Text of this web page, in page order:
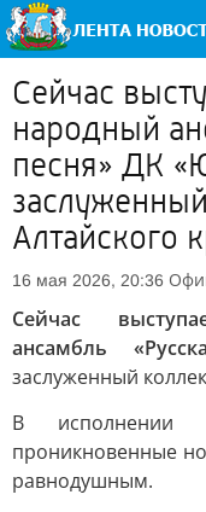
Сейчас
народный
песня» ДК
Алтайского
16 мая 2026, 20:36
Сейчас
ансамбль
заслуженный
В исполнении
проникновенные
равнодушным.